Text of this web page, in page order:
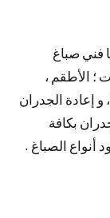
فني صباغ
؛ الأطقم ،
و إعادة الجدران
بكافة
أنواع الصباغ .